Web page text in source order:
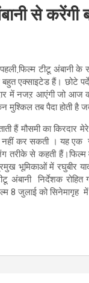
से करेंगी
पहली फि़ल्म टीटू
बहुत एक्साइटेड हैं।
में नजऱ आएंगी जो आज
तब पैदा होती है
हैं मौसमी का
नहीं कर सकती । यह
तरीके से कहती हैं।फिल्म
भूमिकाओं में रघुबीर
अंबानी निर्देशक
8 जुलाई को सिनेमागृह में